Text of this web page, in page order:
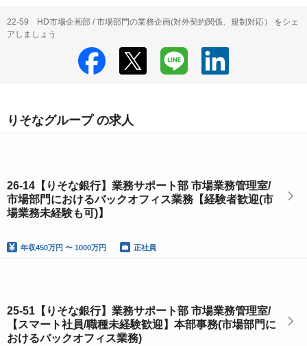
22-59 HD市場企画部 / 市場部門の業務企画(対外契約関係、規制対応） をシェ
アしましょう
りそなグループ の求人
26-14【りそな銀行】業務サポート部 市場業務管理室/
市場部門におけるバックオフィス業務【経験者歓迎(市
場業務未経験も可)】
年収450万円 〜 1000万円 正社員
25-51【りそな銀行】業務サポート部 市場業務管理室/
【スマート社員/職種未経験歓迎】本部事務(市場部門に
おけるバックオフィス業務)